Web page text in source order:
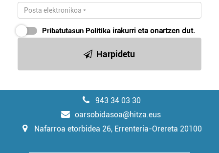
Pribatutasun Politika irakurri eta onartzen dut.
Harpidetu
943 34 03 30
oarsobidasoa@hitza.eus
Nafarroa etorbidea 26, Errenteria-Orereta 20100